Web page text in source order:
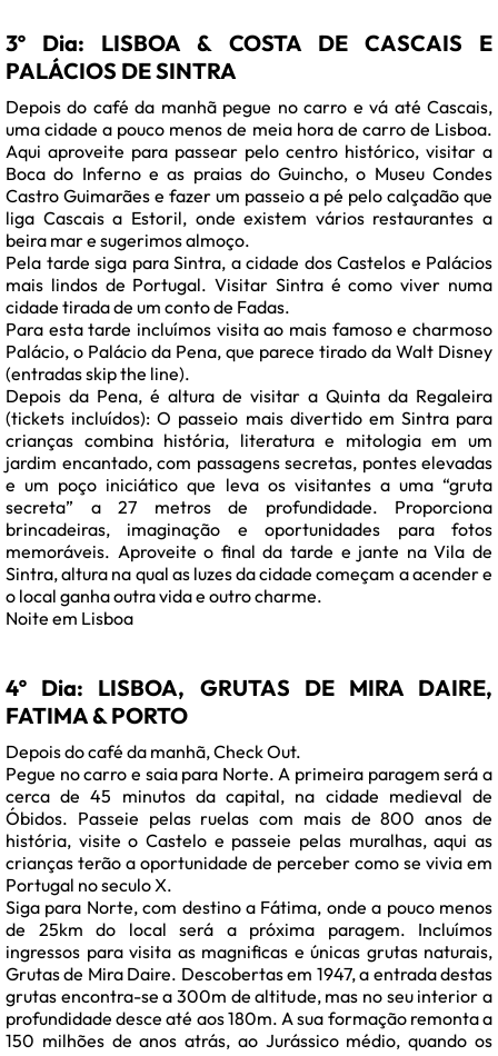
3º Dia: LISBOA & COSTA DE CASCAIS E
PALÁCIOS DE SINTRA
Depois do café da manhã pegue no carro e vá até Cascais,
uma cidade a pouco menos de meia hora de carro de Lisboa.
Aqui aproveite para passear pelo centro histórico, visitar a
Boca do Inferno e as praias do Guincho, o Museu Condes
Castro Guimarães e fazer um passeio a pé pelo calçadão que
liga Cascais a Estoril, onde existem vários restaurantes a
beira mar e sugerimos almoço.
Pela tarde siga para Sintra, a cidade dos Castelos e Palácios
mais lindos de Portugal. Visitar Sintra é como viver numa
cidade tirada de um conto de Fadas.
Para esta tarde incluímos visita ao mais famoso e charmoso
Palácio, o Palácio da Pena, que parece tirado da Walt Disney
(entradas skip the line).
Depois da Pena, é altura de visitar a Quinta da Regaleira
(tickets incluídos): O passeio mais divertido em Sintra para
crianças combina história, literatura e mitologia em um
jardim encantado, com passagens secretas, pontes elevadas
e um poço iniciático que leva os visitantes a uma “gruta
secreta” a 27 metros de profundidade. Proporciona
brincadeiras, imaginação e oportunidades para fotos
memoráveis. Aproveite o final da tarde e jante na Vila de
Sintra, altura na qual as luzes da cidade começam a acender e
o local ganha outra vida e outro charme.
Noite em Lisboa
4º Dia: LISBOA, GRUTAS DE MIRA DAIRE,
FATIMA & PORTO
Depois do café da manhã, Check Out.
Pegue no carro e saia para Norte. A primeira paragem será a
cerca de 45 minutos da capital, na cidade medieval de
Óbidos. Passeie pelas ruelas com mais de 800 anos de
história, visite o Castelo e passeie pelas muralhas, aqui as
crianças terão a oportunidade de perceber como se vivia em
Portugal no seculo X.
Siga para Norte, com destino a Fátima, onde a pouco menos
de 25km do local será a próxima paragem. Incluímos
ingressos para visita as magnificas e únicas grutas naturais,
Grutas de Mira Daire. Descobertas em 1947, a entrada destas
grutas encontra-se a 300m de altitude, mas no seu interior a
profundidade desce até aos 180m. A sua formação remonta a
150 milhões de anos atrás, ao Jurássico médio, quando os